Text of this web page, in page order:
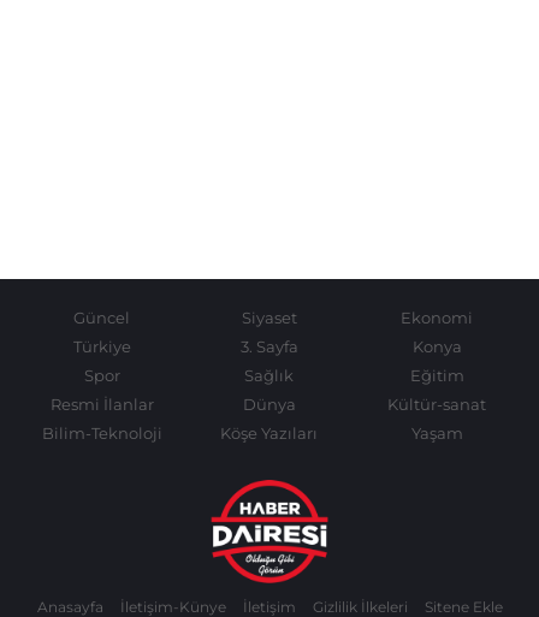
Güncel Siyaset
Ekonomi
Türkiye
3. Sayfa
Konya
Spor
Sağlık
Eğitim
Resmi İlanlar
Dünya
Kültür-sanat
Bilim-Teknoloji
Köşe Yazıları Yaşam
Anasayfa İletişim-Künye İletişim Gizlilik İlkeleri Sitene Ekle